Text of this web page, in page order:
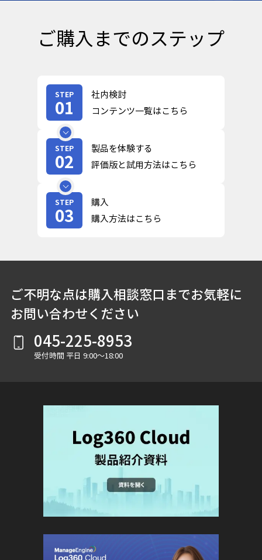
ご購入までのステップ
STEP
01
社内検討
コンテンツ一覧はこちら
STEP
02
製品を体験する
評価版と試用方法はこちら
STEP
03
購入
購入方法はこちら
ご不明な点は購入相談窓口までお気軽に
お問い合わせください
045-225-8953
受付時間 平日 9:00～18:00